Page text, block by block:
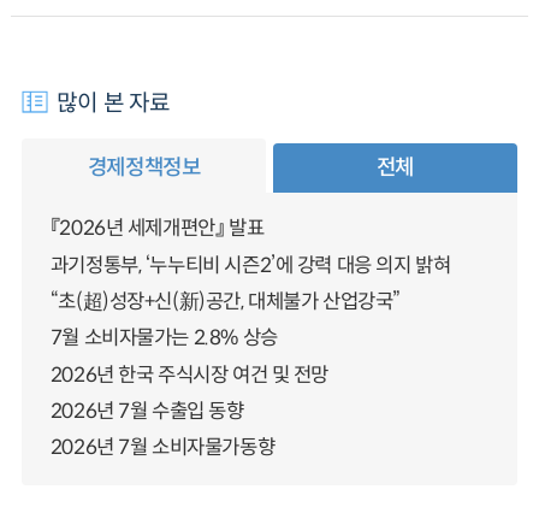
많이 본 자료
경제정책정보 전체
『2026년 세제개편안』 발표
과기정통부, ‘누누티비 시즌2’에 강력 대응 의지 밝혀
“초(超)성장+신(新)공간, 대체불가 산업강국”
7월 소비자물가는 2.8% 상승
2026년 한국 주식시장 여건 및 전망
2026년 7월 수출입 동향
2026년 7월 소비자물가동향